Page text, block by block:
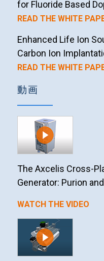
for Fluoride Based
READ THE WHITE
Enhanced Life Ion
Carbon Ion
READ THE WHITE
動画
The Axcelis Cross-
Generator: Purion
WATCH THE VIDEO